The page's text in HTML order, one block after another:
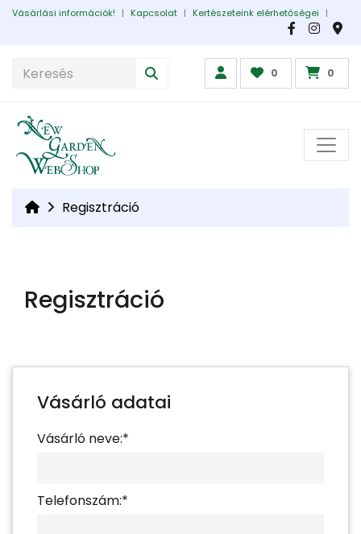
Vásárlási információk! | Kapcsolat | Kertészeteink elérhetőségei |
0 0
Regisztráció
Regisztráció
Vásárló adatai
Vásárló neve:*
Telefonszám:*